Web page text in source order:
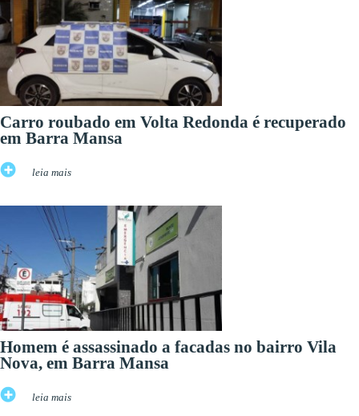
Carro roubado em Volta Redonda é recuperado
em Barra Mansa
leia mais
Homem é assassinado a facadas no bairro Vila
Nova, em Barra Mansa
leia mais